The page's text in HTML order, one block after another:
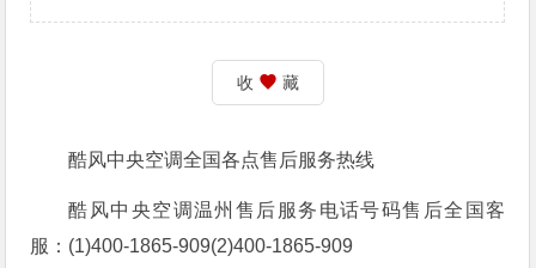
收 藏
酷风中央空调全国各点售后服务热线
酷风中央空调温州售后服务电话号码售后全国客
服：(1)400-1865-909(2)400-1865-909